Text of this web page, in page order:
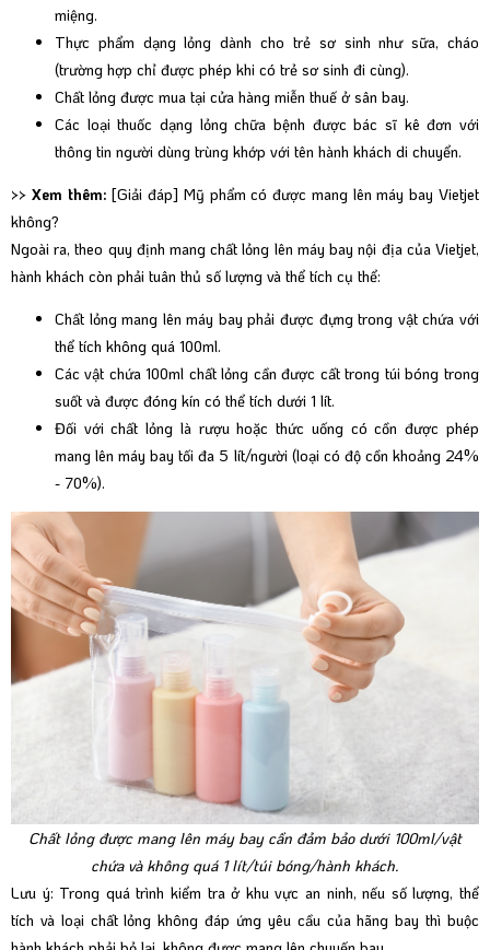
miệng.
Thực phẩm dạng lỏng dành cho trẻ sơ sinh như sữa, cháo
(trường hợp chỉ được phép khi có trẻ sơ sinh đi cùng).
Chất lỏng được mua tại cửa hàng miễn thuế ở sân bay.
Các loại thuốc dạng lỏng chữa bệnh được bác sĩ kê đơn với
thông tin người dùng trùng khớp với tên hành khách di chuyển.
>> Xem thêm: [Giải đáp] Mỹ phẩm có được mang lên máy bay Vietjet
không?
Ngoài ra, theo quy định mang chất lỏng lên máy bay nội địa của Vietjet,
hành khách còn phải tuân thủ số lượng và thể tích cụ thể:
Chất lỏng mang lên máy bay phải được đựng trong vật chứa với
thể tích không quá 100ml.
Các vật chứa 100ml chất lỏng cần được cất trong túi bóng trong
suốt và được đóng kín có thể tích dưới 1 lít.
Đối với chất lỏng là rượu hoặc thức uống có cồn được phép
mang lên máy bay tối đa 5 lít/người (loại có độ cồn khoảng 24%
- 70%).
Chất lỏng được mang lên máy bay cần đảm bảo dưới 100ml/vật
chứa và không quá 1 lít/túi bóng/hành khách.
Lưu ý: Trong quá trình kiểm tra ở khu vực an ninh, nếu số lượng, thể
tích và loại chất lỏng không đáp ứng yêu cầu của hãng bay thì buộc